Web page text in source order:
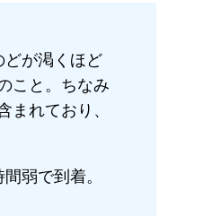
どが渇くほど
こと。ちなみ
れており、
弱で到着。